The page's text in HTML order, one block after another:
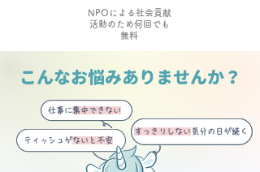
NPOによる社会貢献
活動のため何回でも
無料
こんなお悩みありませんか？
仕事に 集中できない
すっきりしない 気分の日が続く
ティッシュがないと不安